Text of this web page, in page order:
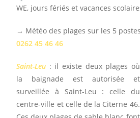
WE, jours fériés et vacances
→ Météo des plages sur les 5
0262 45 46 46
Saint-Leu : il existe deux plages où
la baignade est autorisée et
surveillée à Saint-Leu : celle du
centre-ville et celle de la Citerne 46.